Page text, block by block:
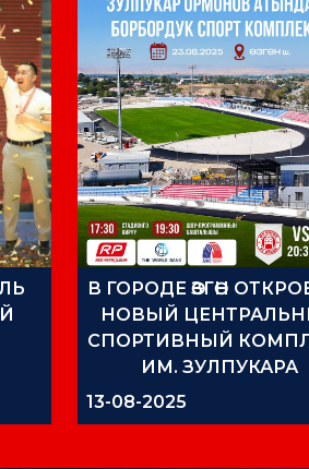
В ГОРОДЕ ӨЗГӨН
НОВЫЙ
СПОРТИВНЫЙ
ИМ. ЗУЛПУКАРА
ОРМОНОВА
13-08-2025